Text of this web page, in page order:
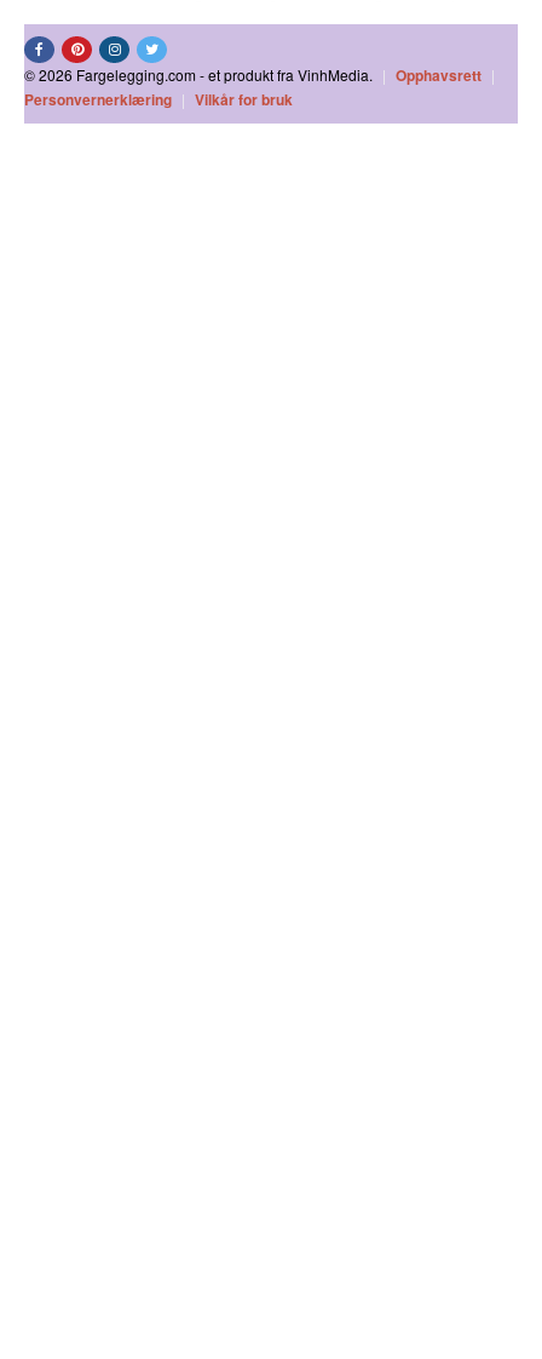
© 2026 Fargelegging.com - et produkt fra VinhMedia. | Opphavsrett |
Personvernerklæring | Vilkår for bruk